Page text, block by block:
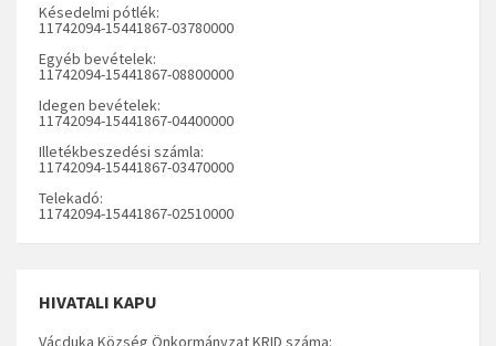
Késedelmi pótlék:
11742094-15441867-03780000
Egyéb bevételek:
11742094-15441867-08800000
Idegen bevételek:
11742094-15441867-04400000
Illetékbeszedési számla:
11742094-15441867-03470000
Telekadó:
11742094-15441867-02510000
HIVATALI KAPU
Vácduka Község Önkormányzat KRID száma: